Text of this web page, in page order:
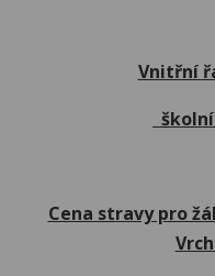
Vnitřní
Cena stravy pro